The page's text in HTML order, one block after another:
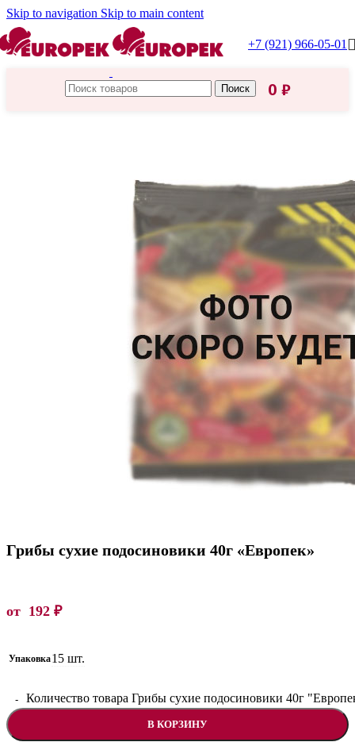
Skip to navigation Skip to main content
+7 (921) 966-05-01
Поиск 0 ₽
Грибы сухие подосиновики 40г «Европек»
от 192 ₽
Упаковка15 шт.
Количество товара Грибы сухие подосиновики 40г
В КОРЗИНУ